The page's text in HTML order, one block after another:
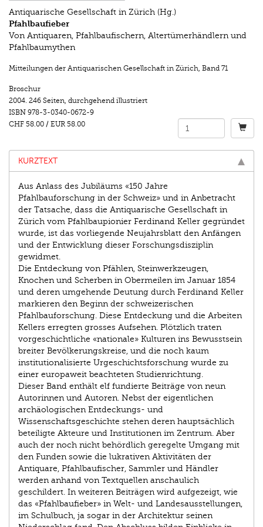
Antiquarische Gesellschaft in Zürich (Hg.)
Pfahlbaufieber
Von Antiquaren, Pfahlbaufischern, Altertümerhändlern und
Pfahlbaumythen
Mitteilungen der Antiquarischen Gesellschaft in Zürich, Band 71
Broschur
2004. 246 Seiten, durchgehend illustriert
ISBN 978-3-0340-0672-9
CHF 58.00 / EUR 58.00
KURZTEXT
Aus Anlass des Jubiläums «150 Jahre
Pfahlbauforschung in der Schweiz» und in Anbetracht
der Tatsache, dass die Antiquarische Gesellschaft in
Zürich vom Pfahlbaupionier Ferdinand Keller gegründet
wurde, ist das vorliegende Neujahrsblatt den Anfängen
und der Entwicklung dieser Forschungsdisziplin
gewidmet.
Die Entdeckung von Pfählen, Steinwerkzeugen,
Knochen und Scherben in Obermeilen im Januar 1854
und deren umgehende Deutung durch Ferdinand Keller
markieren den Beginn der schweizerischen
Pfahlbauforschung. Diese Entdeckung und die Arbeiten
Kellers erregten grosses Aufsehen. Plötzlich traten
vorgeschichtliche «nationale» Kulturen ins Bewusstsein
breiter Bevölkerungskreise, und die noch kaum
institutionalisierte Urgeschichtsforschung wurde zu
einer europaweit beachteten Studienrichtung.
Dieser Band enthält elf fundierte Beiträge von neun
Autorinnen und Autoren. Nebst der eigentlichen
archäologischen Entdeckungs- und
Wissenschaftsgeschichte stehen deren hauptsächlich
beteiligte Akteure und Institutionen im Zentrum. Aber
auch der noch nicht behördlich geregelte Umgang mit
den Funden sowie die lukrativen Aktivitäten der
Antiquare, Pfahlbaufischer, Sammler und Händler
werden anhand von Textquellen anschaulich
geschildert. In weiteren Beiträgen wird aufgezeigt, wie
das «Pfahlbaufieber» in Welt- und Landesausstellungen,
im Schulbuch, ja sogar in der Architektur seinen